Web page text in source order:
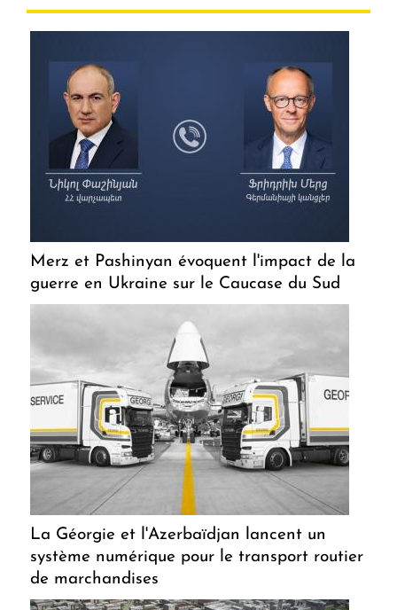
Merz et Pashinyan évoquent l'impact de la
guerre en Ukraine sur le Caucase du Sud
La Géorgie et l'Azerbaïdjan lancent un
système numérique pour le transport routier
de marchandises